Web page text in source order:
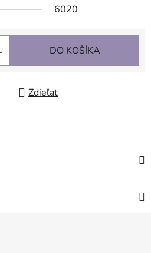
6020
DO KOŠÍKA
Zdieľať